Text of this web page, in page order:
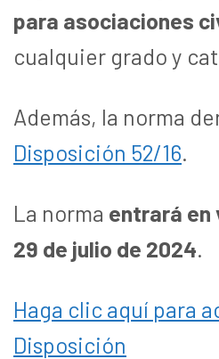
para asociaciones
cualquier grado y
Además, la norma
Disposición 52/16.
La norma entrará en
29 de julio de 2024.
Haga clic aquí para
Disposición